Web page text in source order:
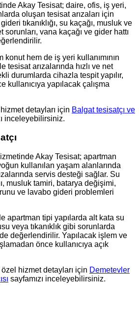
Akay Tesisat; daire, ofis, iş yeri,
oluşan tesisat arızaları için
tıkanıklığı, su kaçağı, musluk ve
sorunları, vana kaçağı ve gider hattı
hem de iş yeri kullanımının
tesisat arızalarında hızlı ve net
durumlarda cihazla tespit yapılır,
kullanıcıya yapılacak çalışma
detayları için Balgat tesisatçı ve
inceleyebilirsiniz.
Akay Tesisat; apartman
kullanılan yaşam alanlarında
servis desteği sağlar. Su
musluk tamiri, batarya değişimi,
ve lavabo gideri problemleri
apartman tipi yapılarda alt kata su
veya tıkanıklık gibi sorunlarda
değerlendirilir. Yapılacak işlem ve
önce kullanıcıya açık
hizmet detayları için Demetevler
sayfamızı inceleyebilirsiniz.